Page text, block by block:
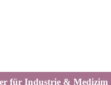
für Industrie & Medizim